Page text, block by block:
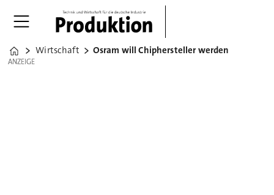
Home
Wirtschaft Osram will Chiphersteller werden
ANZEIGE
ANZEIGE